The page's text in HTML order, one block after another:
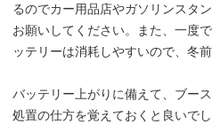
るのでカー用品店やガソリンスタ
お願いしてください。また、一度
ッテリーは消耗しやすいので、冬
バッテリー上がりに備えて、ブー
処置の仕方を覚えておくと良いでし